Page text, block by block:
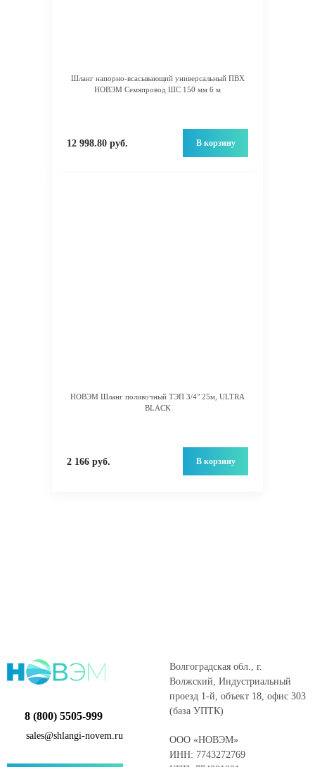
Шланг напорно-всасывающий универсальный ПВХ
НОВЭМ Семяпровод ШС 150 мм 6 м
12 998.80 руб. В корзину
НОВЭМ Шланг поливочный ТЭП 3/4" 25м, ULTRA
BLACK
2 166 руб. В корзину
8 (800) 5505-999
sales@shlangi-novem.ru
Волгоградская обл., г.
Волжский, Индустриальный
проезд 1-й, объект 18, офис 303
(база УПТК)
ООО «НОВЭМ»
ИНН: 7743272769